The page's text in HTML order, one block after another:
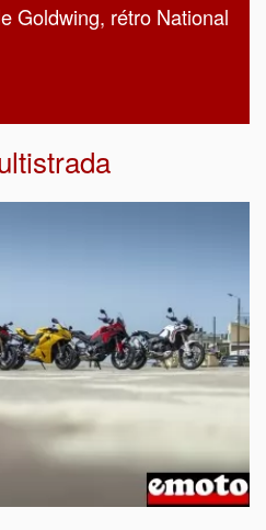
Goldwing, rétro National